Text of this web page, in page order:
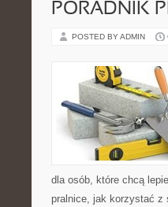
PORADNIK
POSTED BY ADMIN
dla osób, które chcą
pralnice, jak korzystać z